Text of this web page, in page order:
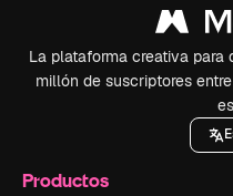
La plataforma creativa para
millón de suscriptores
Productos